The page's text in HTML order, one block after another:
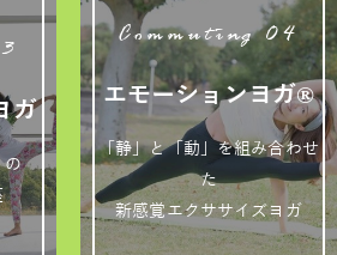
ガ
の
Commuting 04
エモーションヨガ®
「静」と「動」を組み合わせ
た
新感覚エクササイズヨガ